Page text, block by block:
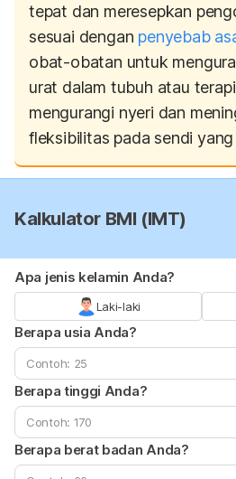
tepat dan meresepkan
sesuai dengan penyebab
obat-obatan untuk
urat dalam tubuh atau
mengurangi nyeri dan
fleksibilitas pada sendi
Kalkulator BMI (IMT)
Apa jenis kelamin Anda?
Laki-laki
Berapa usia Anda?
Berapa tinggi Anda?
Berapa berat badan Anda?